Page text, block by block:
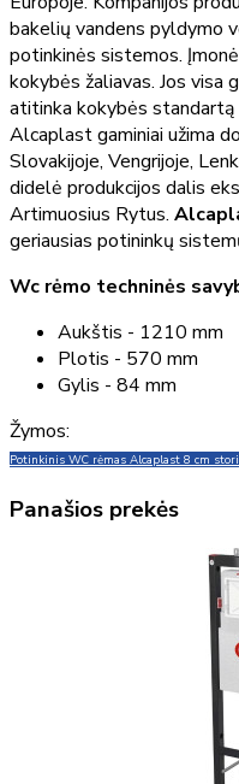
bakelių vandens pyldymo
potinkinės sistemos.
kokybės žaliavas. Jos visa
atitinka kokybės
Alcaplast gaminiai užima
Slovakijoje, Vengrijoje,
didelė produkcijos dalis
Artimuosius Rytus.
geriausias potininkų
Wc rėmo techninės
Aukštis - 1210 mm
Plotis - 570 mm
Gylis - 84 mm
Žymos:
Potinkinis WC rėmas Alcaplast 8 cm
Panašios prekės